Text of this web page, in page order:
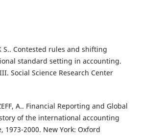
S.. Contested rules and shifting
standard setting in accounting.
Social Science Research Center
A.. Financial Reporting and Global
of the international accounting
1973-2000. New York: Oxford